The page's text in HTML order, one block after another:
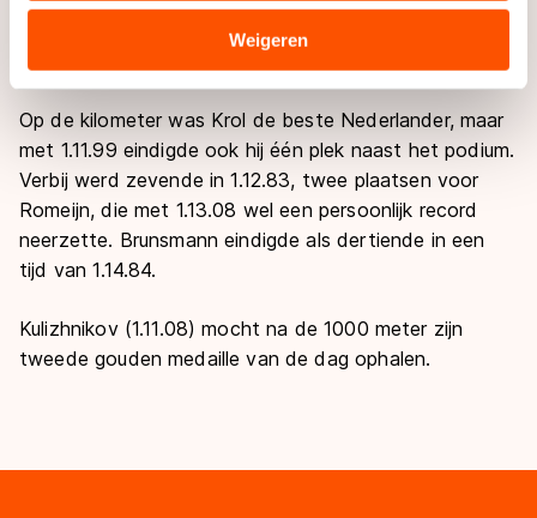
verstrekt of die zij hebben verzameld via hun services.
Sommige partners kunnen gegevens doorgeven aan
landen buiten de EU, zoals de VS, waar mogelijk geen
adequaat beschermingsniveau geldt volgens de GDPR.
Door op ‘Toestaan’ te klikken, stemt u in met deze
overdracht. Meer informatie vindt u in onscookiebeleid.
Weigeren
De Russen Konstantin Nikitin en Pavel Kulizhnikov
deelden de eerste plaats door allebei 36.48 te rijden.
Op de kilometer was Krol de beste Nederlander, maar
met 1.11.99 eindigde ook hij één plek naast het podium.
Verbij werd zevende in 1.12.83, twee plaatsen voor
Romeijn, die met 1.13.08 wel een persoonlijk record
neerzette. Brunsmann eindigde als dertiende in een
tijd van 1.14.84.
Kulizhnikov (1.11.08) mocht na de 1000 meter zijn
tweede gouden medaille van de dag ophalen.